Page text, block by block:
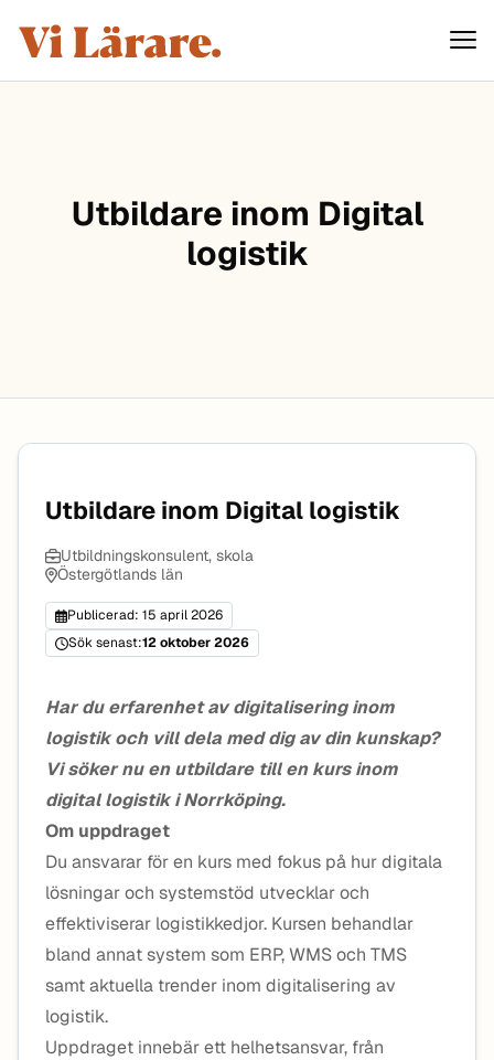
Hoppa till innehåll
ViLärare
Utbildare inom Digital
logistik
Utbildare inom Digital logistik
Utbildningskonsulent, skola
Östergötlands län
Publicerad: 15 april 2026
Sök senast:12 oktober 2026
Har du erfarenhet av digitalisering inom
logistik och vill dela med dig av din kunskap?
Vi söker nu en utbildare till en kurs inom
digital logistik i Norrköping.
Om uppdraget
Du ansvarar för en kurs med fokus på hur digitala
lösningar och systemstöd utvecklar och
effektiviserar logistikkedjor. Kursen behandlar
bland annat system som ERP, WMS och TMS
samt aktuella trender inom digitalisering av
logistik.
Uppdraget innebär ett helhetsansvar, från